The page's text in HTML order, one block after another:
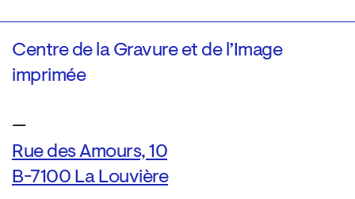
Centre de la Gravure et de l’Image
imprimée
—
Rue des Amours, 10
B-7100 La Louvière